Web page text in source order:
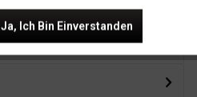
Ja, Ich Bin Einverstanden